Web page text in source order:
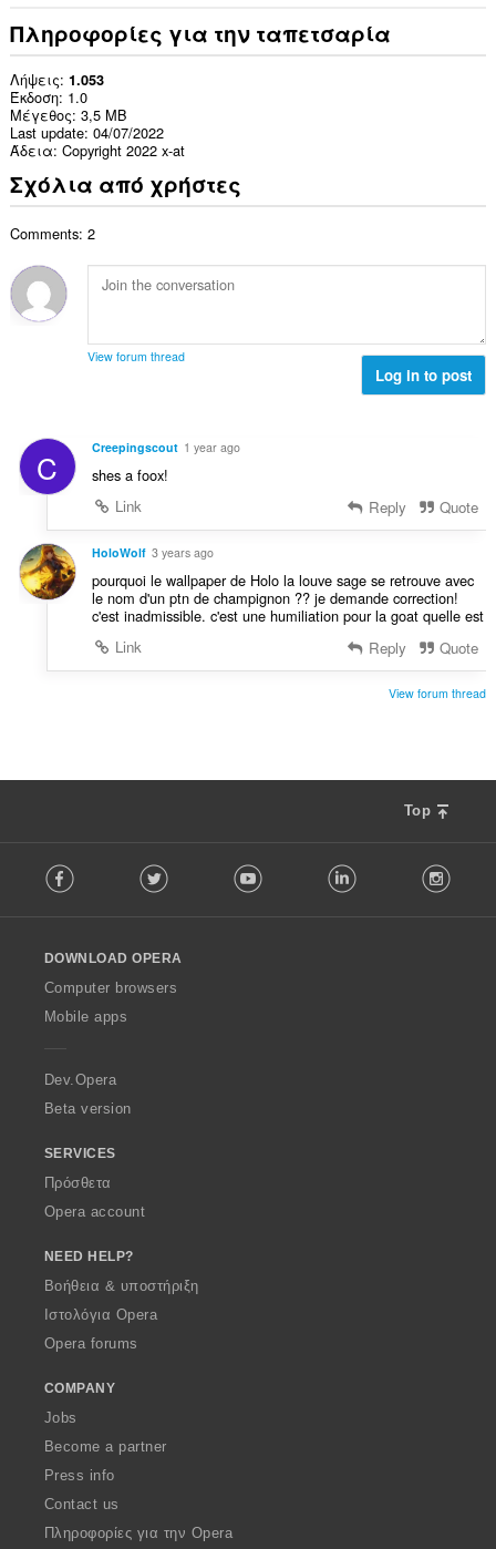
Πληροφορίες για την ταπετσαρία
Λήψεις 1.053
Έκδοση 1.0
Μέγεθος 3,5 MB
Last update 04/07/2022
Άδεια Copyright 2022 x-at
Σχόλια από χρήστες
Comments: 2
View forum thread
Log in to post
C Creepingscout 1 year ago
shes a foox!
Link
Reply Quote
HoloWolf 3 years ago
pourquoi le wallpaper de Holo la louve sage se retrouve avec
le nom d'un ptn de champignon ?? je demande correction!
c'est inadmissible. c'est une humiliation pour la goat quelle est
Link
Reply Quote
View forum thread
Top
o
w
O
p
a
Facebook Twitter Youtube LinkedIn
DOWNLOAD OPERA
Computer browsers
Mobile apps
Dev.Opera
Beta version
SERVICES
Πρόσθετα
Opera account
NEED HELP?
Βοήθεια & υποστήριξη
Ιστολόγια Opera
Opera forums
COMPANY
Jobs
Become a partner
Press info
Contact us
Πληροφορίες για την Opera